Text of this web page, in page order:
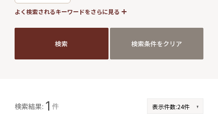
採用情報
#国際関係
よく検索されるキーワードをさらに見る
検索
検索条件をクリア
検索結果: 1 件